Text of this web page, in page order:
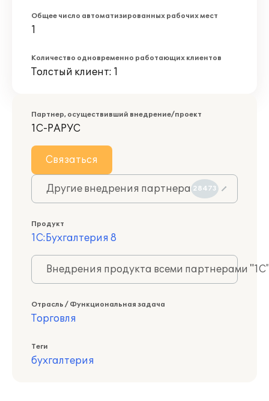
Общее число автоматизированных рабочих мест
1
Количество одновременно работающих клиентов
Толстый клиент: 1
Партнер, осуществивший внедрение/проект
1С-РАРУС
Связаться
Другие внедрения партнера 28473
Продукт
1С:Бухгалтерия 8
Внедрения продукта всеми партнерами
Отрасль / Функциональная задача
Торговля
Теги
бухгалтерия